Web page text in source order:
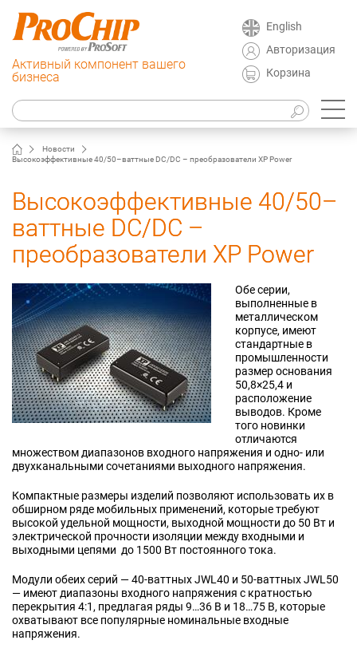
Активный компонент вашего
бизнеса
English
Авторизация
Корзина
Новости
Высокоэффективные 40/50–ваттные DC/DC – преобразователи XP Power
Высокоэффективные 40/50–
ваттные DC/DC –
преобразователи XP Power
Обе серии,
выполненные в
металлическом
корпусе, имеют
стандартные в
промышленности
размер основания
50,8×25,4 и
расположение
выводов. Кроме
того новинки
отличаются
множеством диапазонов входного напряжения и одно- или
двухканальными сочетаниями выходного напряжения.
Компактные размеры изделий позволяют использовать их в
обширном ряде мобильных применений, которые требуют
высокой удельной мощности, выходной мощности до 50 Вт и
электрической прочности изоляции между входными и
выходными цепями до 1500 Вт постоянного тока.
Модули обеих серий — 40-ваттных JWL40 и 50-ваттных JWL50
— имеют диапазоны входного напряжения с кратностью
перекрытия 4:1, предлагая ряды 9…36 В и 18…75 В, которые
охватывают все популярные номинальные входные
напряжения.